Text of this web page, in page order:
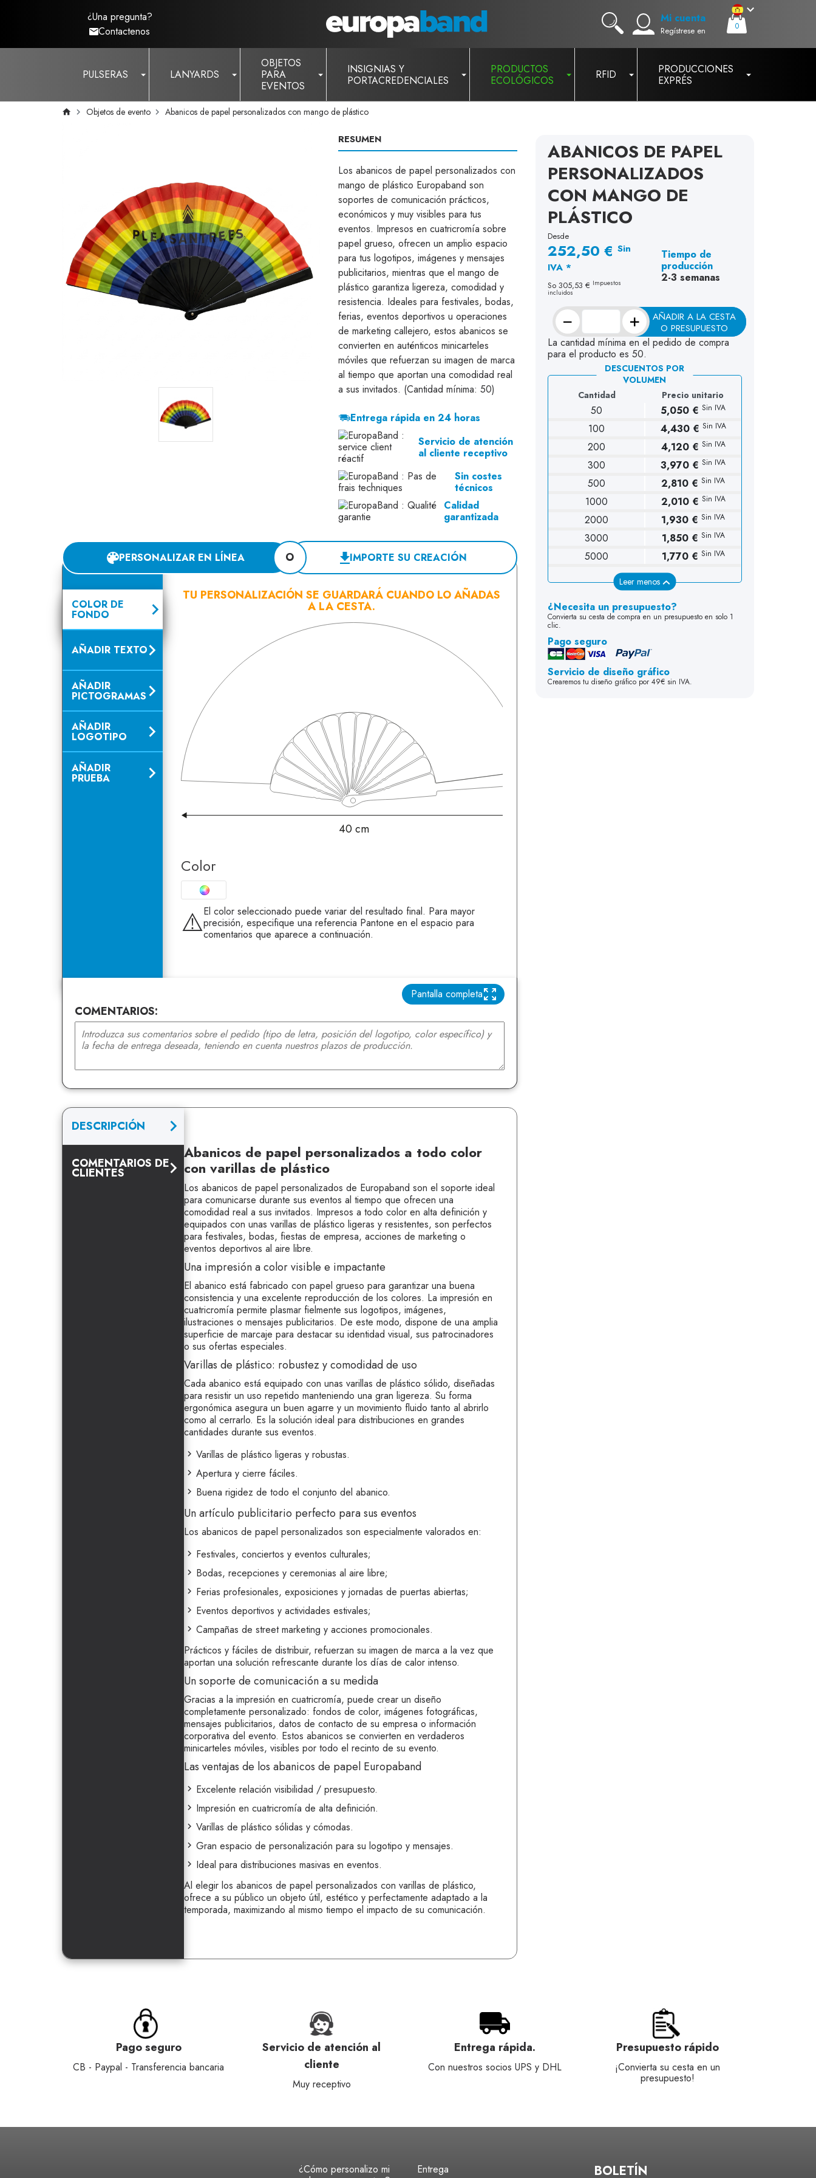
¿Una pregunta?
Contactenos
Mi cuenta
Regístrese en 0
PULSERAS LANYARDS
OBJETOS
PARA
EVENTOS
INSIGNIAS Y
PORTACREDENCIALES
PRODUCTOS
ECOLÓGICOS
RFID
PRODUCCIONES
EXPRÉS
Objetos de evento Abanicos de papel personalizados con mango de plástico
RESUMEN
Los abanicos de papel personalizados con
mango de plástico Europaband son
soportes de comunicación prácticos,
económicos y muy visibles para tus
eventos. Impresos en cuatricromía sobre
papel grueso, ofrecen un amplio espacio
para tus logotipos, imágenes y mensajes
publicitarios, mientras que el mango de
plástico garantiza ligereza, comodidad y
resistencia. Ideales para festivales, bodas,
ferias, eventos deportivos u operaciones
de marketing callejero, estos abanicos se
convierten en auténticos minicarteles
móviles que refuerzan su imagen de marca
al tiempo que aportan una comodidad real
a sus invitados. (Cantidad mínima: 50)
Entrega rápida en 24 horas
Servicio de atención
al cliente receptivo
Sin costes
técnicos
Calidad
garantizada
PERSONALIZAR EN LÍNEA O IMPORTE SU CREACIÓN
COLOR DE
FONDO
AÑADIR TEXTO
AÑADIR
PICTOGRAMAS
AÑADIR
LOGOTIPO
AÑADIR
PRUEBA
TU PERSONALIZACIÓN SE GUARDARÁ CUANDO LO AÑADAS
A LA CESTA.
40 cm
Color
⚠️El color seleccionado puede variar del resultado final. Para mayor
precisión, especifique una referencia Pantone en el espacio para
comentarios que aparece a continuación.
Pantalla completa
COMENTARIOS:
DESCRIPCIÓN
COMENTARIOS DE
CLIENTES
Abanicos de papel personalizados a todo color
con varillas de plástico
Los abanicos de papel personalizados de Europaband son el soporte ideal
para comunicarse durante sus eventos al tiempo que ofrecen una
comodidad real a sus invitados. Impresos a todo color en alta definición y
equipados con unas varillas de plástico ligeras y resistentes, son perfectos
para festivales, bodas, fiestas de empresa, acciones de marketing o
eventos deportivos al aire libre.
Una impresión a color visible e impactante
El abanico está fabricado con papel grueso para garantizar una buena
consistencia y una excelente reproducción de los colores. La impresión en
cuatricromía permite plasmar fielmente sus logotipos, imágenes,
ilustraciones o mensajes publicitarios. De este modo, dispone de una amplia
superficie de marcaje para destacar su identidad visual, sus patrocinadores
o sus ofertas especiales.
Varillas de plástico: robustez y comodidad de uso
Cada abanico está equipado con unas varillas de plástico sólido, diseñadas
para resistir un uso repetido manteniendo una gran ligereza. Su forma
ergonómica asegura un buen agarre y un movimiento fluido tanto al abrirlo
como al cerrarlo. Es la solución ideal para distribuciones en grandes
cantidades durante sus eventos.
Varillas de plástico ligeras y robustas.
Apertura y cierre fáciles.
Buena rigidez de todo el conjunto del abanico.
Un artículo publicitario perfecto para sus eventos
Los abanicos de papel personalizados son especialmente valorados en:
Festivales, conciertos y eventos culturales;
Bodas, recepciones y ceremonias al aire libre;
Ferias profesionales, exposiciones y jornadas de puertas abiertas;
Eventos deportivos y actividades estivales;
Campañas de street marketing y acciones promocionales.
Prácticos y fáciles de distribuir, refuerzan su imagen de marca a la vez que
aportan una solución refrescante durante los días de calor intenso.
Un soporte de comunicación a su medida
Gracias a la impresión en cuatricromía, puede crear un diseño
completamente personalizado: fondos de color, imágenes fotográficas,
mensajes publicitarios, datos de contacto de su empresa o información
corporativa del evento. Estos abanicos se convierten en verdaderos
minicarteles móviles, visibles por todo el recinto de su evento.
Las ventajas de los abanicos de papel Europaband
Excelente relación visibilidad / presupuesto.
Impresión en cuatricromía de alta definición.
Varillas de plástico sólidas y cómodas.
Gran espacio de personalización para su logotipo y mensajes.
Ideal para distribuciones masivas en eventos.
Al elegir los abanicos de papel personalizados con varillas de plástico,
ofrece a su público un objeto útil, estético y perfectamente adaptado a la
temporada, maximizando al mismo tiempo el impacto de su comunicación.
ABANICOS DE PAPEL
PERSONALIZADOS
CON MANGO DE
PLÁSTICO
Desde
252,50 € Sin
IVA *
So 305,53 € Impuestos
incluidos
Tiempo de
producción
2-3 semanas
− +
AÑADIR A LA CESTA
O PRESUPUESTO
La cantidad mínima en el pedido de compra
para el producto es 50.
DESCUENTOS POR
VOLUMEN
Cantidad
Precio unitario
50 5,050 € Sin IVA
100 4,430 € Sin IVA
200 4,120 € Sin IVA
300 3,970 € Sin IVA
500 2,810 € Sin IVA
1000 2,010 € Sin IVA
2000 1,930 € Sin IVA
3000 1,850 € Sin IVA
5000 1,770 € Sin IVA
Leer menos
¿Necesita un presupuesto?
Convierta su cesta de compra en un presupuesto en solo 1
clic.
Pago seguro
Servicio de diseño gráfico
Crearemos tu diseño gráfico por 49€ sin IVA.
Pago seguro
CB - Paypal - Transferencia bancaria
Servicio de atención al
cliente
Muy receptivo
Entrega rápida.
Con nuestros socios UPS y DHL
Presupuesto rápido
¡Convierta su cesta en un
presupuesto!
¿Cómo personalizo mi
Entrega BOLETÍN